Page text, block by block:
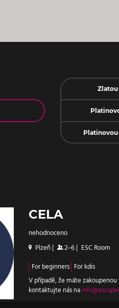
CELA
nehodnoceno
Plzeň| 2–6| ESC Room
For beginners For kdis
V případě, že máte
kontaktujte nás na